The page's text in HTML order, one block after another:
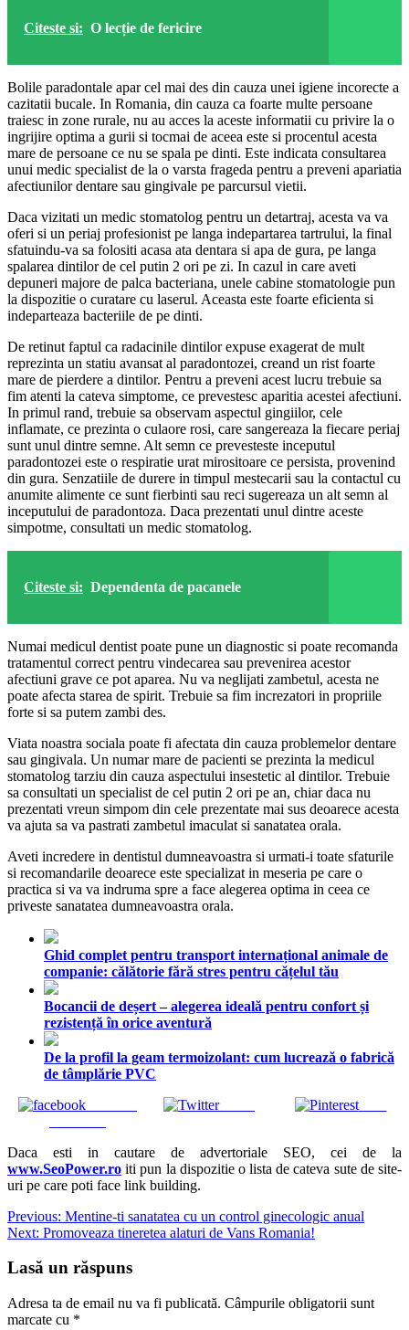
Citeste si: O lecție de fericire
Bolile paradontale apar cel mai des din cauza unei igiene incorecte a
cazitatii bucale. In Romania, din cauza ca foarte multe persoane
traiesc in zone rurale, nu au acces la aceste informatii cu privire la o
ingrijire optima a gurii si tocmai de aceea este si procentul acesta
mare de persoane ce nu se spala pe dinti. Este indicata consultarea
unui medic specialist de la o varsta frageda pentru a preveni apariatia
afectiunilor dentare sau gingivale pe parcursul vietii.
Daca vizitati un medic stomatolog pentru un detartraj, acesta va va
oferi si un periaj profesionist pe langa indepartarea tartrului, la final
sfatuindu-va sa folositi acasa ata dentara si apa de gura, pe langa
spalarea dintilor de cel putin 2 ori pe zi. In cazul in care aveti
depuneri majore de palca bacteriana, unele cabine stomatologie pun
la dispozitie o curatare cu laserul. Aceasta este foarte eficienta si
indeparteaza bacteriile de pe dinti.
De retinut faptul ca radacinile dintilor expuse exagerat de mult
reprezinta un statiu avansat al paradontozei, creand un rist foarte
mare de pierdere a dintilor. Pentru a preveni acest lucru trebuie sa
fim atenti la cateva simptome, ce prevestesc aparitia acestei afectiuni.
In primul rand, trebuie sa observam aspectul gingiilor, cele
inflamate, ce prezinta o culaore rosi, care sangereaza la fiecare periaj
sunt unul dintre semne. Alt semn ce prevesteste inceputul
paradontozei este o respiratie urat mirositoare ce persista, provenind
din gura. Senzatiile de durere in timpul mestecarii sau la contactul cu
anumite alimente ce sunt fierbinti sau reci sugereaza un alt semn al
inceputului de paradontoza. Daca prezentati unul dintre aceste
simpotme, consultati un medic stomatolog.
Citeste si: Dependenta de pacanele
Numai medicul dentist poate pune un diagnostic si poate recomanda
tratamentul correct pentru vindecarea sau prevenirea acestor
afectiuni grave ce pot aparea. Nu va neglijati zambetul, acesta ne
poate afecta starea de spirit. Trebuie sa fim increzatori in propriile
forte si sa putem zambi des.
Viata noastra sociala poate fi afectata din cauza problemelor dentare
sau gingivala. Un numar mare de pacienti se prezinta la medicul
stomatolog tarziu din cauza aspectului insestetic al dintilor. Trebuie
sa consultati un specialist de cel putin 2 ori pe an, chiar daca nu
prezentati vreun simpom din cele prezentate mai sus deoarece acesta
va ajuta sa va pastrati zambetul imaculat si sanatatea orala.
Aveti incredere in dentistul dumneavoastra si urmati-i toate sfaturile
si recomandarile deoarece este specializat in meseria pe care o
practica si va va indruma spre a face alegerea optima in ceea ce
priveste sanatatea dumneavoastra orala.
Ghid complet pentru transport internațional animale de
companie: călătorie fără stres pentru cățelul tău
Bocancii de deșert – alegerea ideală pentru confort și
rezistență în orice aventură
De la profil la geam termoizolant: cum lucrează o fabrică
de tâmplărie PVC
Tweet Save
Daca esti in cautare de advertoriale SEO, cei de la
www.SeoPower.ro iti pun la dispozitie o lista de cateva sute de site-
uri pe care poti face link building.
Navigare
în
articole
Previous: Mentine-ti sanatatea cu un control ginecologic anual
Next: Promoveaza tineretea alaturi de Vans Romania!
Lasă un răspuns
Adresa ta de email nu va fi publicată. Câmpurile obligatorii sunt
marcate cu *